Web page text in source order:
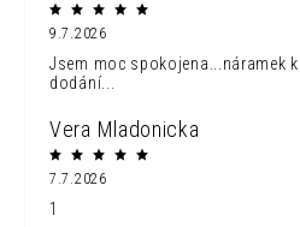
9.7.2026
Jsem moc spokojena...náramek
dodání...
Vera Mladonicka
7.7.2026
1